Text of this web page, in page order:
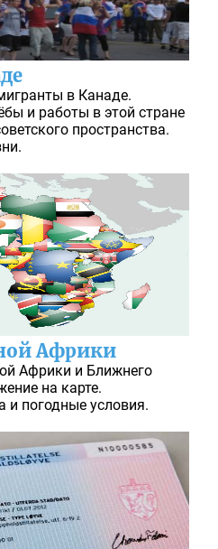
в Канаде.
и работы в этой стране
пространства.
Африки
Африки и Ближнего
на карте.
и погодные условия.